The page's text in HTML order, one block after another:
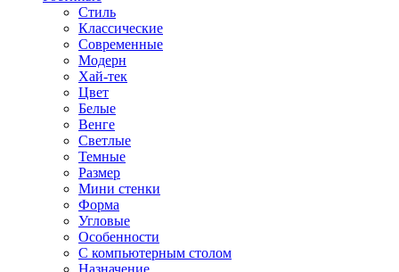
Стиль
Классические
Современные
Модерн
Хай-тек
Цвет
Белые
Венге
Светлые
Темные
Размер
Мини стенки
Форма
Угловые
Особенности
С компьютерным столом
Назначение